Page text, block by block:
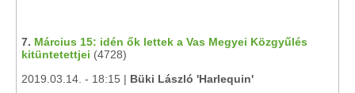
7. Március 15: idén ők lettek a Vas Megyei Közgyűlés
kitüntetettjei (4728)
2019.03.14. - 18:15 | Büki László 'Harlequin'